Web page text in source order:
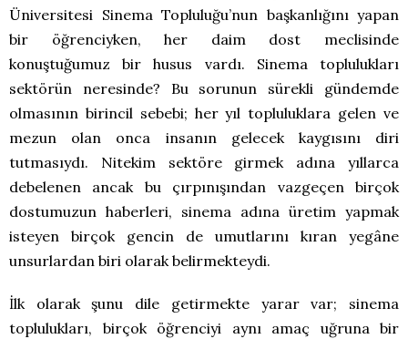
Üniversitesi Sinema Topluluğu’nun başkanlığını yapan
bir öğrenciyken, her daim dost meclisinde
konuştuğumuz bir husus vardı. Sinema toplulukları
sektörün neresinde? Bu sorunun sürekli gündemde
olmasının birincil sebebi; her yıl topluluklara gelen ve
mezun olan onca insanın gelecek kaygısını diri
tutmasıydı. Nitekim sektöre girmek adına yıllarca
debelenen ancak bu çırpınışından vazgeçen birçok
dostumuzun haberleri, sinema adına üretim yapmak
isteyen birçok gencin de umutlarını kıran yegâne
unsurlardan biri olarak belirmekteydi.
İlk olarak şunu dile getirmekte yarar var; sinema
toplulukları, birçok öğrenciyi aynı amaç uğruna bir